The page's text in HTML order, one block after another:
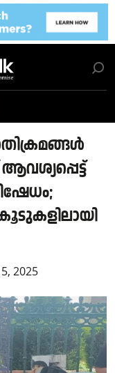
കൂടുകളിലായി
2025